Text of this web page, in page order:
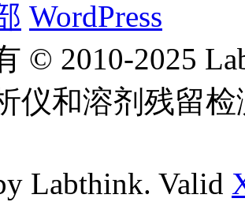
WordPress
© 2010-2025
仪和溶剂残留
Labthink. Valid